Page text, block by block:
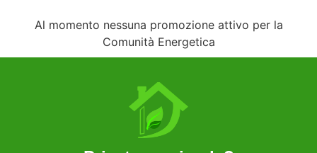
Al momento nessuna promozione attivo per la
Comunità Energetica